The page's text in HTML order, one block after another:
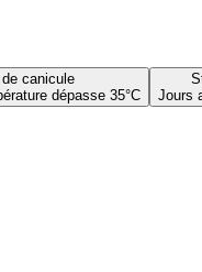
canicule
dépasse 35°C
Jours